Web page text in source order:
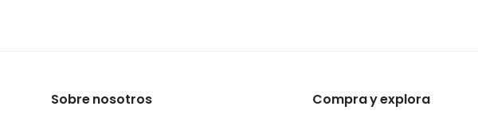
Sobre nosotros Compra y explora